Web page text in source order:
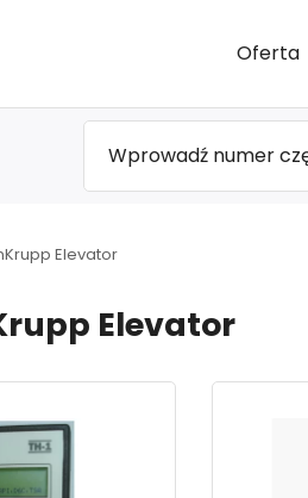
Oferta
Elevator
Elevator